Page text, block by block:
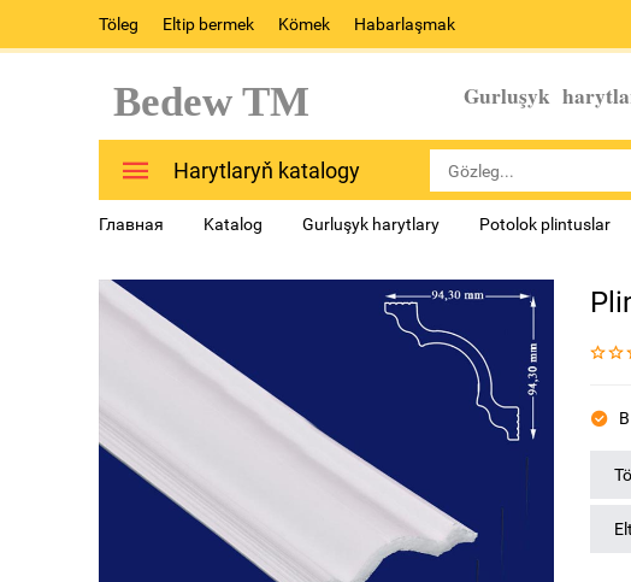
Töleg Eltip bermek Kömek Habarlaşmak
Bedew TM Gurluşyk
Harytlaryň katalogy
Главная Katalog Gurluşyk harytlary Potolok plintuslar